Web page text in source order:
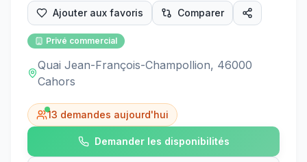
Ajouter aux favoris Comparer
Privé commercial
Quai Jean-François-Champollion, 46000
Cahors
13 demandes aujourd'hui
Demander les disponibilités